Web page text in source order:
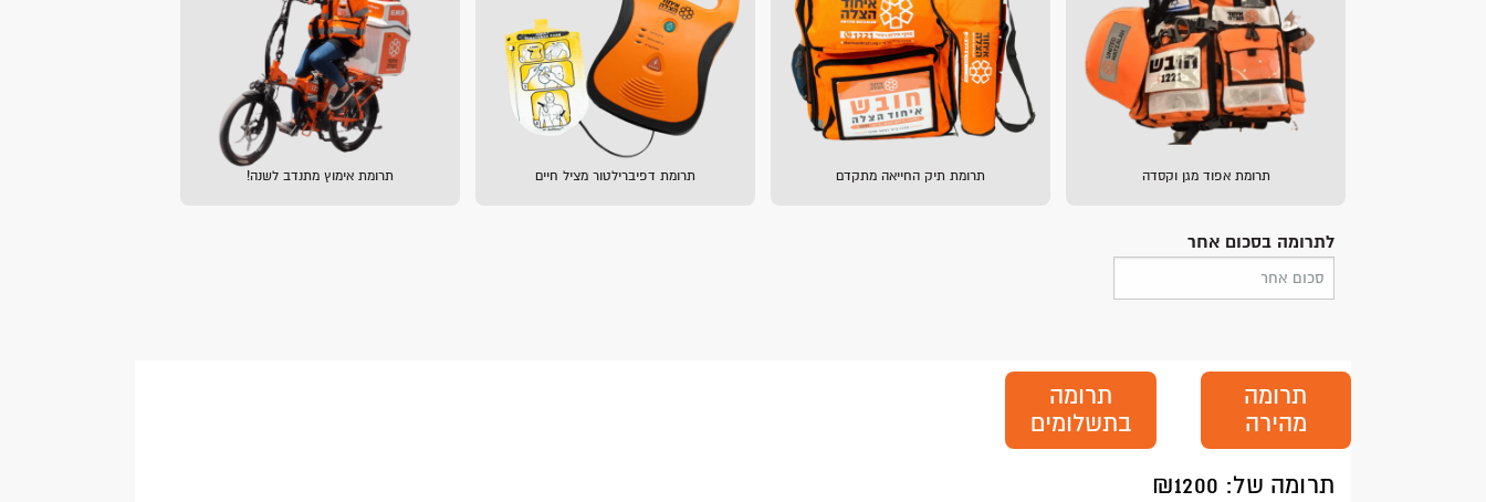
תרומת אפוד מגן וקסדה תרומת תיק החייאה מתקדם תרומת דפיברילטור מציל חיים תרומת אימוץ מתנדב לשנה!
לתרומה בסכום אחר
תרומה
מהירה
תרומה
בתשלומים
תרומה של: ₪ 1200